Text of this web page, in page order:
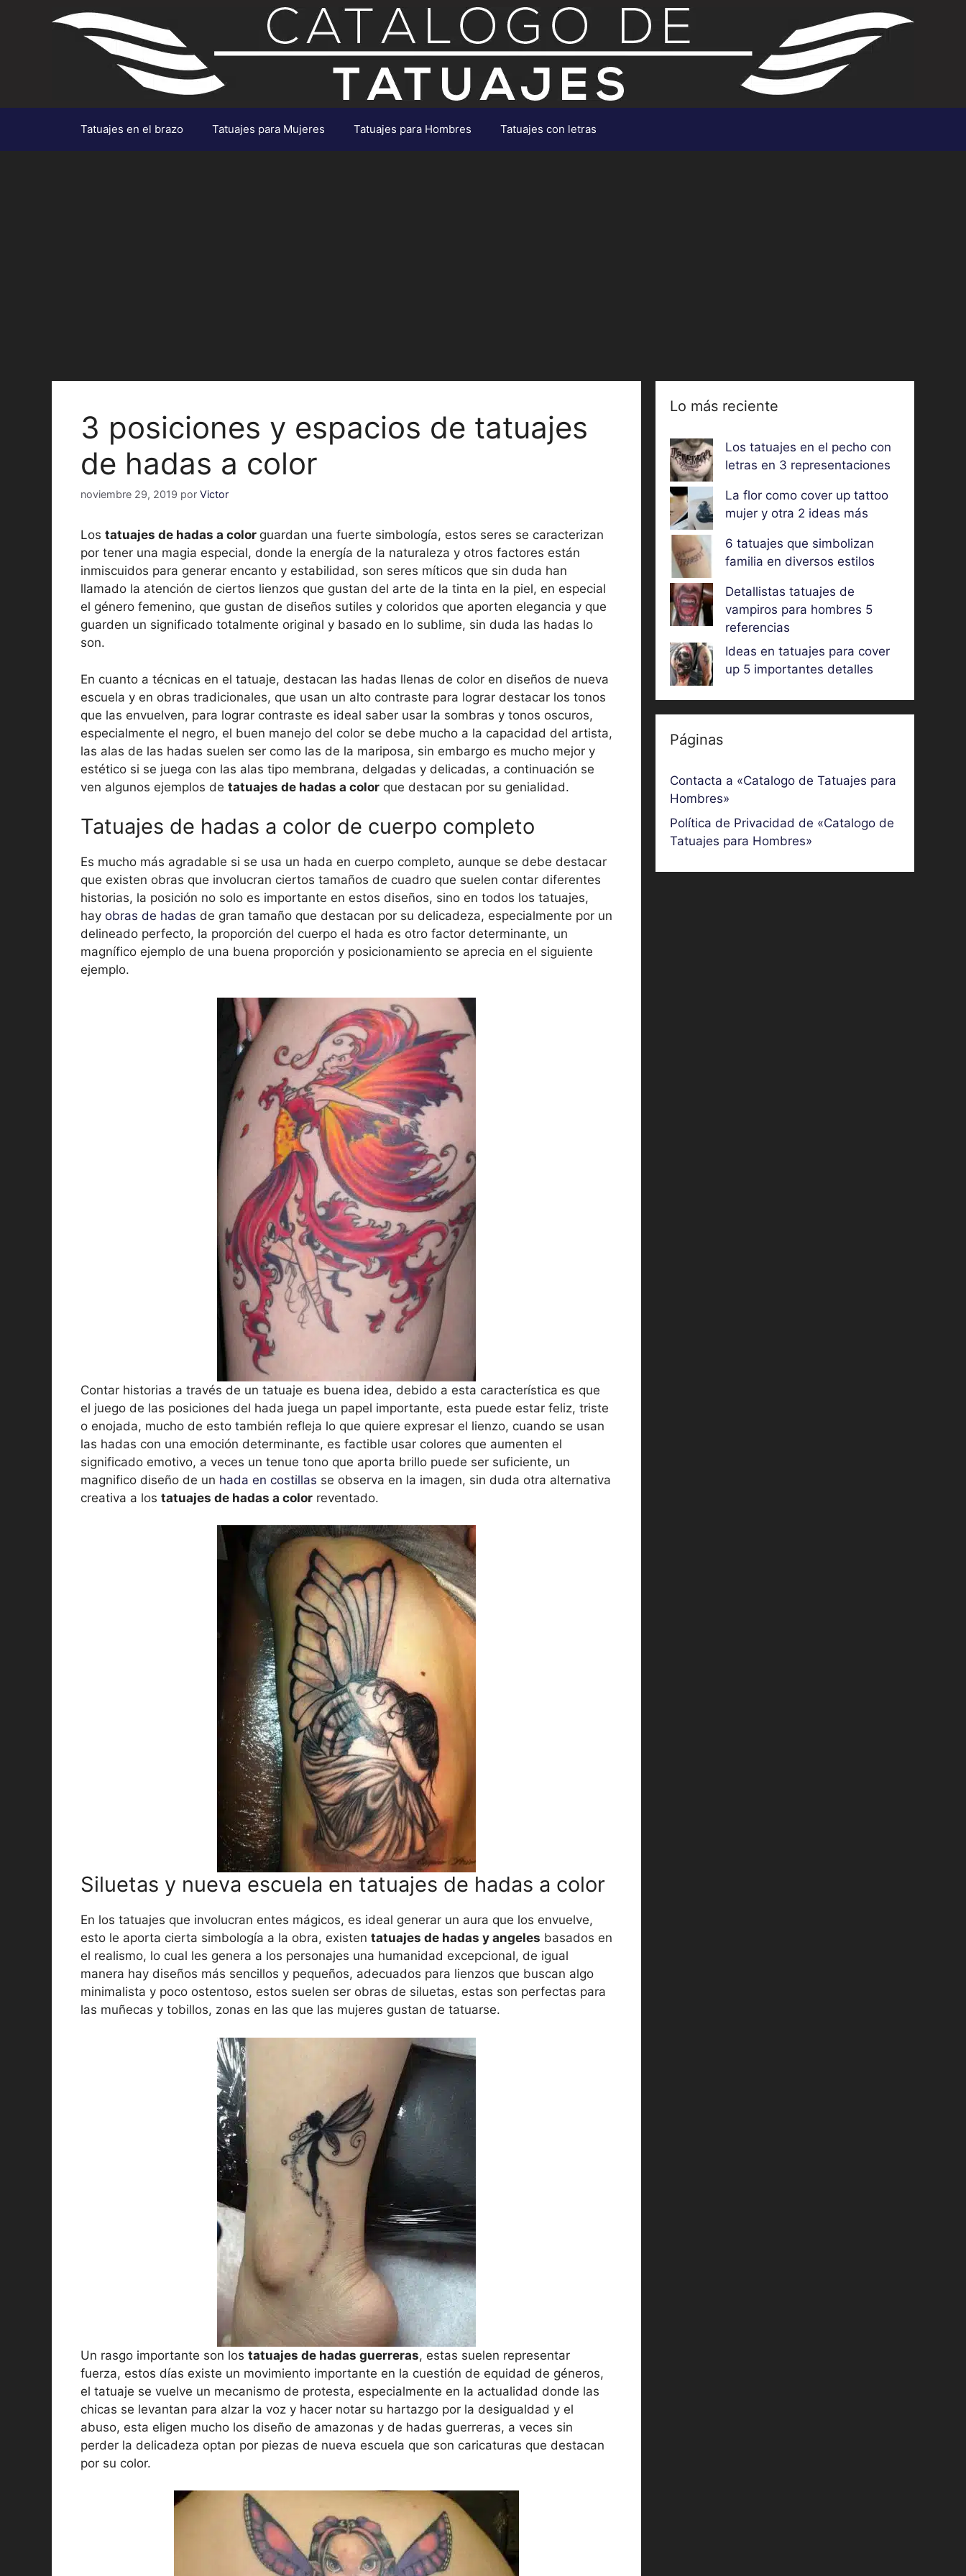
Tatuajes en el brazo Tatuajes para Mujeres Tatuajes para Hombres Tatuajes con letras
3 posiciones y espacios de tatuajes
de hadas a color
noviembre 29, 2019 por Victor
Los tatuajes de hadas a color guardan una fuerte simbología, estos seres se caracterizan
por tener una magia especial, donde la energía de la naturaleza y otros factores están
inmiscuidos para generar encanto y estabilidad, son seres míticos que sin duda han
llamado la atención de ciertos lienzos que gustan del arte de la tinta en la piel, en especial
el género femenino, que gustan de diseños sutiles y coloridos que aporten elegancia y que
guarden un significado totalmente original y basado en lo sublime, sin duda las hadas lo
son.
En cuanto a técnicas en el tatuaje, destacan las hadas llenas de color en diseños de nueva
escuela y en obras tradicionales, que usan un alto contraste para lograr destacar los tonos
que las envuelven, para lograr contraste es ideal saber usar la sombras y tonos oscuros,
especialmente el negro, el buen manejo del color se debe mucho a la capacidad del artista,
las alas de las hadas suelen ser como las de la mariposa, sin embargo es mucho mejor y
estético si se juega con las alas tipo membrana, delgadas y delicadas, a continuación se
ven algunos ejemplos de tatuajes de hadas a color que destacan por su genialidad.
Tatuajes de hadas a color de cuerpo completo
Es mucho más agradable si se usa un hada en cuerpo completo, aunque se debe destacar
que existen obras que involucran ciertos tamaños de cuadro que suelen contar diferentes
historias, la posición no solo es importante en estos diseños, sino en todos los tatuajes,
hay obras de hadas de gran tamaño que destacan por su delicadeza, especialmente por un
delineado perfecto, la proporción del cuerpo el hada es otro factor determinante, un
magnífico ejemplo de una buena proporción y posicionamiento se aprecia en el siguiente
ejemplo.
Contar historias a través de un tatuaje es buena idea, debido a esta característica es que
el juego de las posiciones del hada juega un papel importante, esta puede estar feliz, triste
o enojada, mucho de esto también refleja lo que quiere expresar el lienzo, cuando se usan
las hadas con una emoción determinante, es factible usar colores que aumenten el
significado emotivo, a veces un tenue tono que aporta brillo puede ser suficiente, un
magnifico diseño de un hada en costillas se observa en la imagen, sin duda otra alternativa
creativa a los tatuajes de hadas a color reventado.
Siluetas y nueva escuela en tatuajes de hadas a color
En los tatuajes que involucran entes mágicos, es ideal generar un aura que los envuelve,
esto le aporta cierta simbología a la obra, existen tatuajes de hadas y angeles basados en
el realismo, lo cual les genera a los personajes una humanidad excepcional, de igual
manera hay diseños más sencillos y pequeños, adecuados para lienzos que buscan algo
minimalista y poco ostentoso, estos suelen ser obras de siluetas, estas son perfectas para
las muñecas y tobillos, zonas en las que las mujeres gustan de tatuarse.
Un rasgo importante son los tatuajes de hadas guerreras, estas suelen representar
fuerza, estos días existe un movimiento importante en la cuestión de equidad de géneros,
el tatuaje se vuelve un mecanismo de protesta, especialmente en la actualidad donde las
chicas se levantan para alzar la voz y hacer notar su hartazgo por la desigualdad y el
abuso, esta eligen mucho los diseño de amazonas y de hadas guerreras, a veces sin
perder la delicadeza optan por piezas de nueva escuela que son caricaturas que destacan
por su color.
Lo más reciente
Los tatuajes en el pecho con
letras en 3 representaciones
La flor como cover up tattoo
mujer y otra 2 ideas más
6 tatuajes que simbolizan
familia en diversos estilos
Detallistas tatuajes de
vampiros para hombres 5
referencias
Ideas en tatuajes para cover
up 5 importantes detalles
Páginas
Contacta a «Catalogo de Tatuajes para
Hombres»
Política de Privacidad de «Catalogo de
Tatuajes para Hombres»